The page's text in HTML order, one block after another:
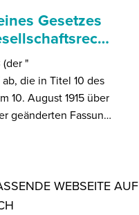
Gesetzes
"
die in Titel 10 des
10. August 1915 über
geänderten Fassun…
WEBSEITE AUF